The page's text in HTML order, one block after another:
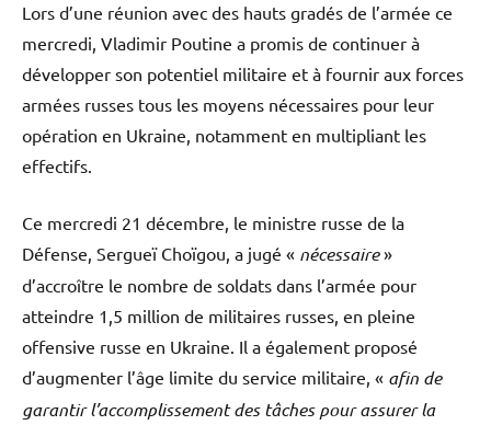
Lors d’une réunion avec des hauts gradés de l’armée ce
mercredi, Vladimir Poutine a promis de continuer à
développer son potentiel militaire et à fournir aux forces
armées russes tous les moyens nécessaires pour leur
opération en Ukraine, notamment en multipliant les
effectifs.
Ce mercredi 21 décembre, le ministre russe de la
Défense, Sergueï Choïgou, a jugé « nécessaire»
d’accroître le nombre de soldats dans l’armée pour
atteindre 1,5 million de militaires russes, en pleine
offensive russe en Ukraine. Il a également proposé
d’augmenter l’âge limite du service militaire, « afin de
garantir l’accomplissement des tâches pour assurer la